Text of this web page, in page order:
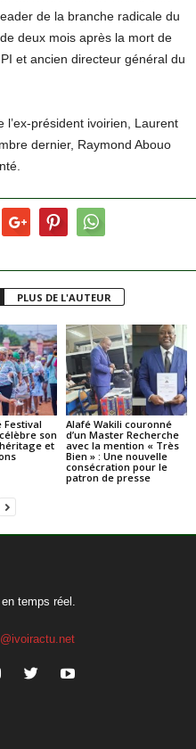
de la branche radicale du
deux mois après la mort de
et ancien directeur général du
président ivoirien, Laurent
dernier, Raymond Abouo
PLUS DE L'AUTEUR
Festival
son
et
Alafé Wakili couronné
d’un Master Recherche
avec la mention « Très
Bien » : Une nouvelle
consécration pour le
patron de presse
temps réel.